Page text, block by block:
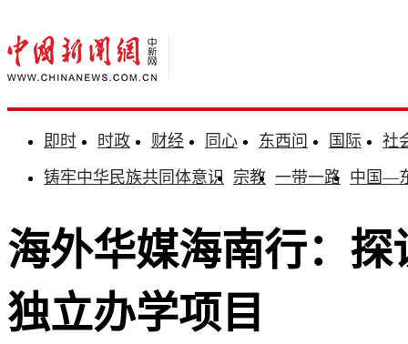
即时 时政 财经 同心 东西问 国际
社
铸牢中华民族共同体意识 宗教 一带一路 中国—
海外华媒海南行：
独立办学项目